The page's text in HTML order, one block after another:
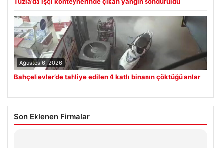
Tuzla’da işçi konteynerinde çıkan yangın söndürüldü
Ağustos 6, 2026
Bahçelievler’de tahliye edilen 4 katlı binanın çöktüğü anlar
Son Eklenen Firmalar